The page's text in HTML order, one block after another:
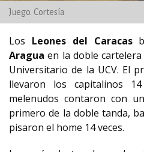
Juego. Cortesía
Los Leones del Caracas
Aragua en la doble
Universitario de la UCV. El
llevaron los capitalinos
melenudos contaron con
primero de la doble tanda,
pisaron el home 14 veces.